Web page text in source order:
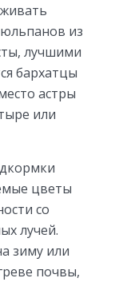
из
лучшими
бархатцы
астры
или
цветы
со
лучей.
зиму или
почвы,